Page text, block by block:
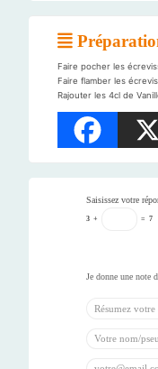
Faire pocher les
Faire flamber les
Rajouter les 4cl de
Saisissez votre
3 + = 7